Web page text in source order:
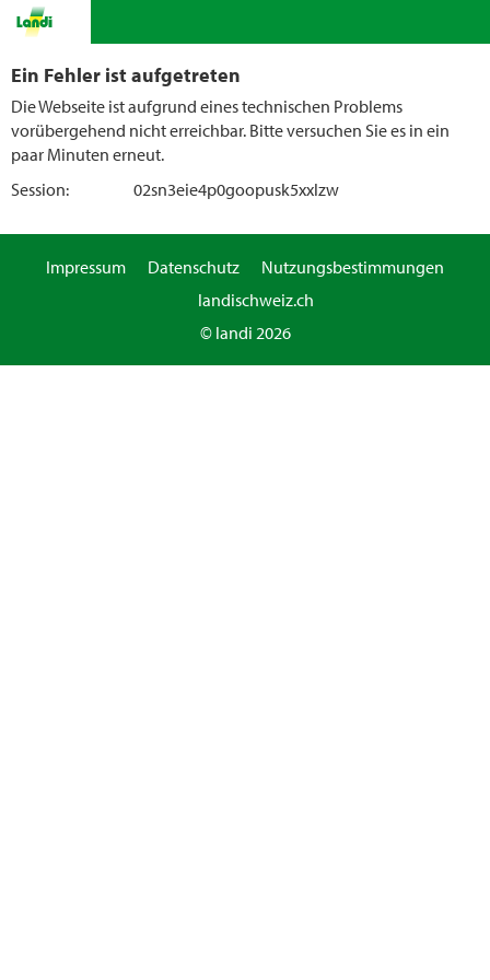
Ein Fehler ist aufgetreten
Die Webseite ist aufgrund eines technischen Problems
vorübergehend nicht erreichbar. Bitte versuchen Sie es in ein
paar Minuten erneut.
Session:
02sn3eie4p0goopusk5xxlzw
Impressum Datenschutz
Nutzungsbestimmungen
landischweiz.ch
© landi 2026